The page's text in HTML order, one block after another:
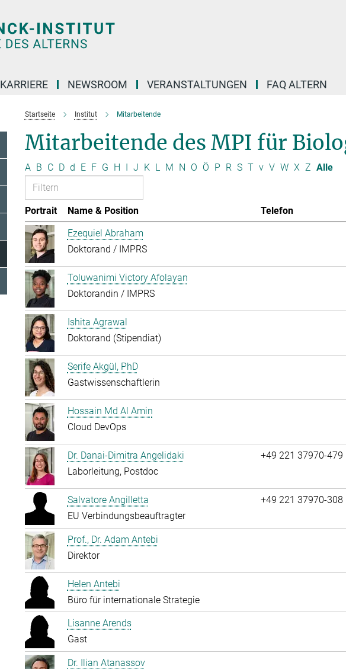
KARRIERE NEWSROOM VERANSTALTUNGEN FAQ ALTERN
Startseite Institut Mitarbeitende
Mitarbeitende des MPI für
A B C D d E F G H I J K L M N O Ö P R S T v V W X Z Alle
Portrait Name & Position Telefon
Ezequiel Abraham
Doktorand / IMPRS
Toluwanimi Victory Afolayan
Doktorandin / IMPRS
Ishita Agrawal
Doktorand (Stipendiat)
Serife Akgül, PhD
Gastwissenschaftlerin
Hossain Md Al Amin
Cloud DevOps
Dr. Danai-Dimitra Angelidaki
Laborleitung, Postdoc
+49 221 37970-479
Salvatore Angilletta
EU Verbindungsbeauftragter
+49 221 37970-308
Prof., Dr. Adam Antebi
Direktor
Helen Antebi
Büro für internationale Strategie
Lisanne Arends
Gast
Dr. Ilian Atanassov